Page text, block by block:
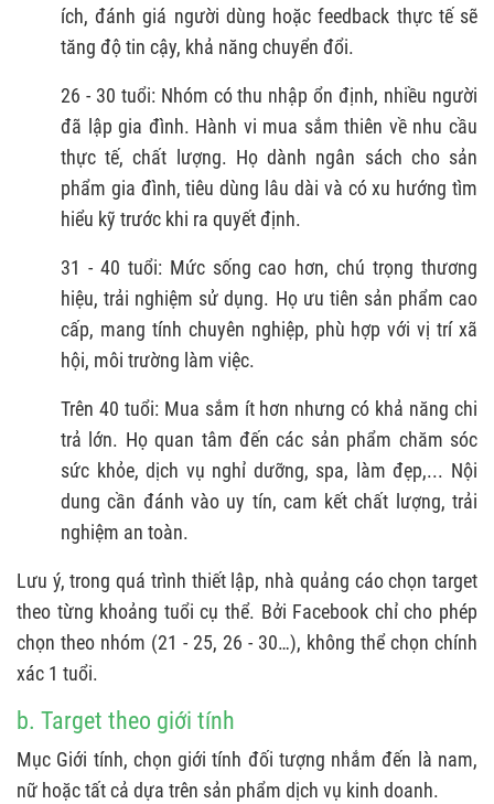
ích, đánh giá người dùng hoặc feedback thực tế sẽ
tăng độ tin cậy, khả năng chuyển đổi.
26 - 30 tuổi: Nhóm có thu nhập ổn định, nhiều người
đã lập gia đình. Hành vi mua sắm thiên về nhu cầu
thực tế, chất lượng. Họ dành ngân sách cho sản
phẩm gia đình, tiêu dùng lâu dài và có xu hướng tìm
hiểu kỹ trước khi ra quyết định.
31 - 40 tuổi: Mức sống cao hơn, chú trọng thương
hiệu, trải nghiệm sử dụng. Họ ưu tiên sản phẩm cao
cấp, mang tính chuyên nghiệp, phù hợp với vị trí xã
hội, môi trường làm việc.
Trên 40 tuổi: Mua sắm ít hơn nhưng có khả năng chi
trả lớn. Họ quan tâm đến các sản phẩm chăm sóc
sức khỏe, dịch vụ nghỉ dưỡng, spa, làm đẹp,... Nội
dung cần đánh vào uy tín, cam kết chất lượng, trải
nghiệm an toàn.
Lưu ý, trong quá trình thiết lập, nhà quảng cáo chọn target
theo từng khoảng tuổi cụ thể. Bởi Facebook chỉ cho phép
chọn theo nhóm (21 - 25, 26 - 30…), không thể chọn chính
xác 1 tuổi.
b. Target theo giới tính
Mục Giới tính, chọn giới tính đối tượng nhắm đến là nam,
nữ hoặc tất cả dựa trên sản phẩm dịch vụ kinh doanh.